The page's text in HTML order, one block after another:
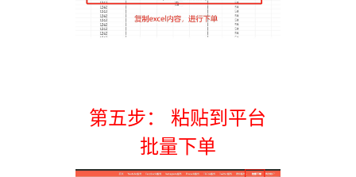
第五步： 粘贴到平台
批量下单